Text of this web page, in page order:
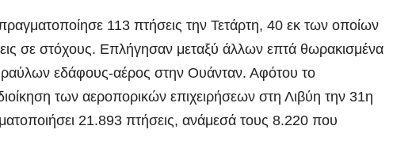
113 πτήσεις την Τετάρτη, 40 εκ των οποίων
σε στόχους. Επλήγησαν μεταξύ άλλων επτά θωρακισμένα
εδάφους-αέρος στην Ουάνταν. Αφότου το
των αεροπορικών επιχειρήσεων στη Λιβύη την 31η
21.893 πτήσεις, ανάμεσά τους 8.220 που